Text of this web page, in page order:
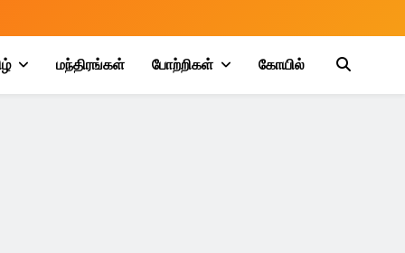
மந்திரங்கள் போற்றிகள் கோயில்